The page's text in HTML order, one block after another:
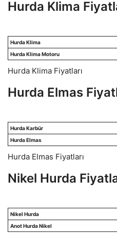
Hurda Klima
Hurda Klima
Hurda Klima Motoru
Hurda Klima Fiyatları
Hurda Elmas
Hurda Karbür
Hurda Elmas
Hurda Elmas Fiyatları
Nikel Hurda
Nikel Hurda
Anot Hurda Nikel